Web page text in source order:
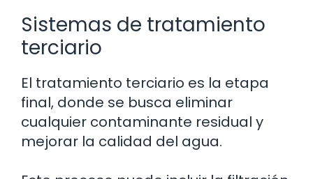
Sistemas de tratamiento
terciario
El tratamiento terciario es la etapa
final, donde se busca eliminar
cualquier contaminante residual y
mejorar la calidad del agua.